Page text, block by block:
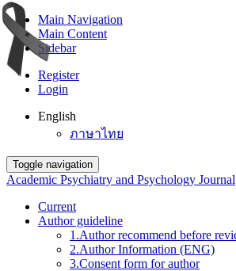
Main Navigation
Main Content
Sidebar
Register
Login
English
ภาษาไทย
Toggle navigation
Academic Psychiatry and Psychology Journal
Current
Author guideline
1.Author recommend before
2.Author Information (ENG)
3.Consent form for author